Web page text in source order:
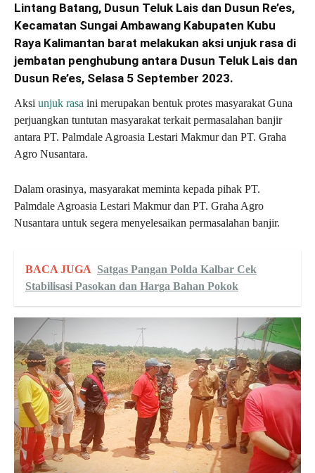
Lintang Batang, Dusun Teluk Lais dan Dusun Re’es,
Kecamatan Sungai Ambawang Kabupaten Kubu
Raya Kalimantan barat melakukan aksi unjuk rasa di
jembatan penghubung antara Dusun Teluk Lais dan
Dusun Re’es, Selasa 5 September 2023.
Aksi unjuk rasa ini merupakan bentuk protes masyarakat Guna
perjuangkan tuntutan masyarakat terkait permasalahan banjir
antara PT. Palmdale Agroasia Lestari Makmur dan PT. Graha
Agro Nusantara.
Dalam orasinya, masyarakat meminta kepada pihak PT.
Palmdale Agroasia Lestari Makmur dan PT. Graha Agro
Nusantara untuk segera menyelesaikan permasalahan banjir.
BACA JUGA Satgas Pangan Polda Kalbar Cek
Stabilisasi Pasokan dan Harga Bahan Pokok